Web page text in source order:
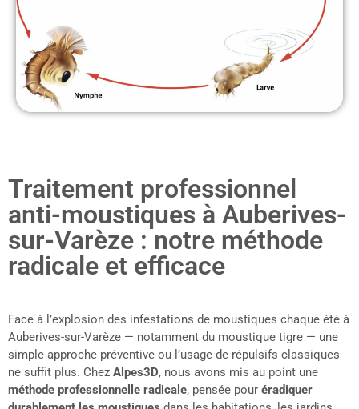
Traitement professionnel
anti-moustiques à Auberives-
sur-Varèze : notre méthode
radicale et efficace
Face à l’explosion des infestations de moustiques chaque été à
Auberives-sur-Varèze — notamment du moustique tigre — une
simple approche préventive ou l’usage de répulsifs classiques
ne suffit plus. Chez Alpes3D, nous avons mis au point une
méthode professionnelle radicale, pensée pour éradiquer